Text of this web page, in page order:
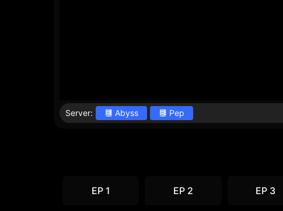
Server: Abyss Pep
EP 1 EP 2 EP 3